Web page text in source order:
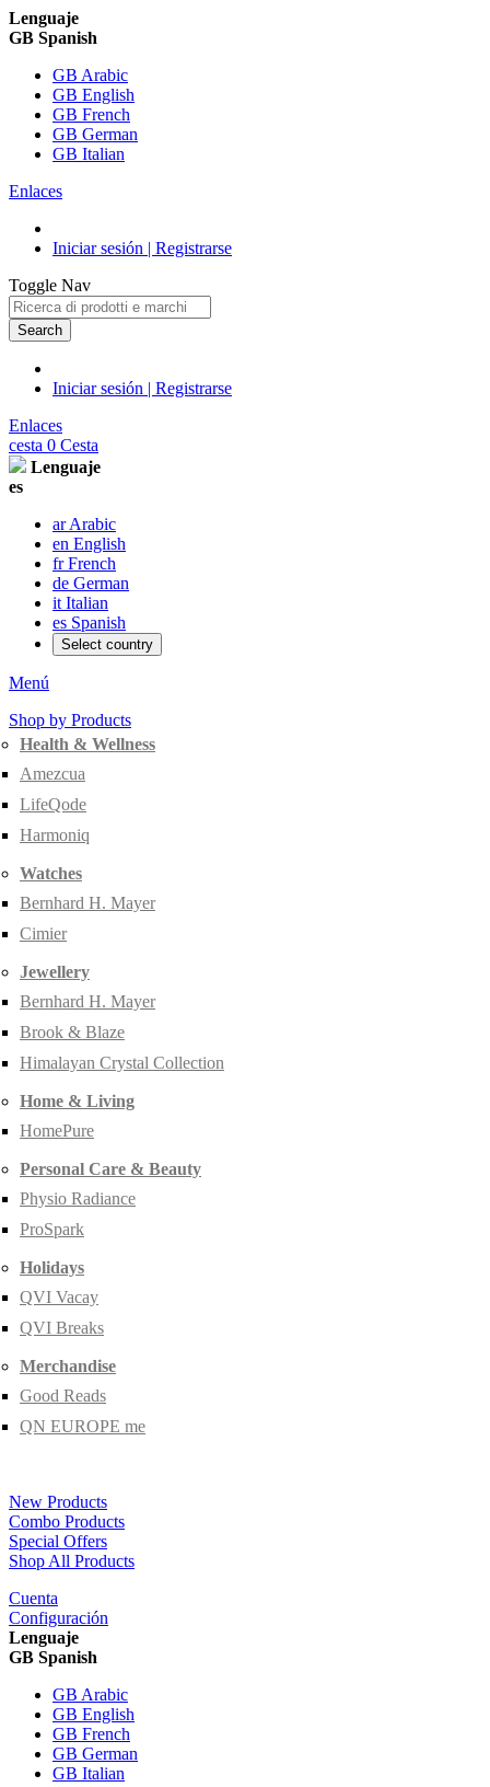
Lenguaje
GB Spanish
GB Arabic
GB English
GB French
GB German
GB Italian
Enlaces
Iniciar sesión | Registrarse
Toggle Nav
Search
Iniciar sesión | Registrarse
Enlaces
cesta 0 Cesta
Lenguaje
es
ar Arabic
en English
fr French
de German
it Italian
es Spanish
Select country
Menú
Shop by Products
Health & Wellness
Amezcua
LifeQode
Harmoniq
Watches
Bernhard H. Mayer
Cimier
Jewellery
Bernhard H. Mayer
Brook & Blaze
Himalayan Crystal Collection
Home & Living
HomePure
Personal Care & Beauty
Physio Radiance
ProSpark
Holidays
QVI Vacay
QVI Breaks
Merchandise
Good Reads
QN EUROPE me
New Products
Combo Products
Special Offers
Shop All Products
Cuenta
Configuración
Lenguaje
GB Spanish
GB Arabic
GB English
GB French
GB German
GB Italian